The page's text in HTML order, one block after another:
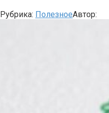
Рубрика: ПолезноеАвтор: